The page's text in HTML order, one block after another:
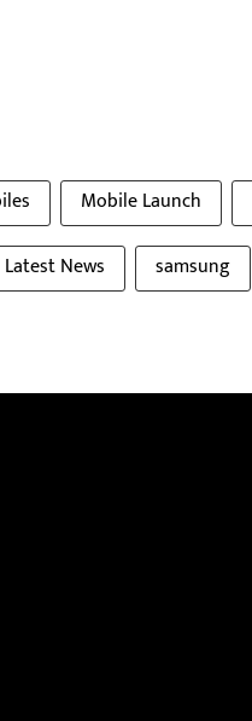
Mobile Launch
Latest News samsung